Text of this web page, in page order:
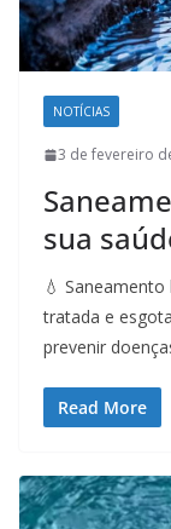
NOTÍCIAS
3 de fevereiro
sua
💧 Saneamento
tratada e
prevenir
Read More